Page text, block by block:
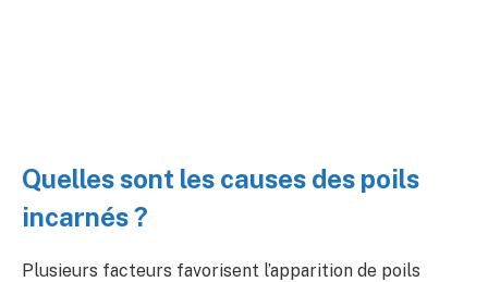
Quelles sont les causes des poils
incarnés ?
Plusieurs facteurs favorisent l’apparition de poils